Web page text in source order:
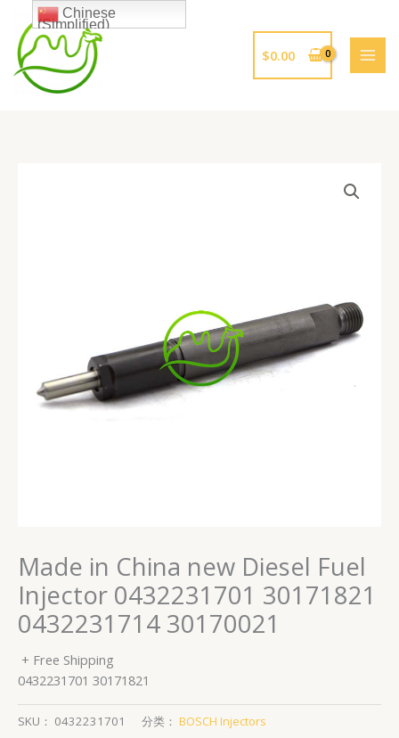
$0.00
Made in China new Diesel Fuel
Injector 0432231701 30171821
0432231714 30170021
+ Free Shipping
0432231701 30171821
SKU： 0432231701 分类： BOSCH Injectors
Chinese
(Simplified)